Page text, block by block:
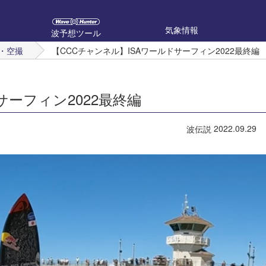
波予想ツール
気象情報
空撮
【CCCチャンネル】ISAワールドサーフィン2022最終編
ーフィン2022最終編
波伝説 2022.09.29